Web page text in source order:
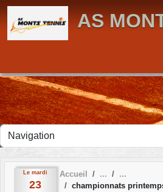
AS
Le mardi
23
Accueil
championnats
Panneau de gestion des cookies